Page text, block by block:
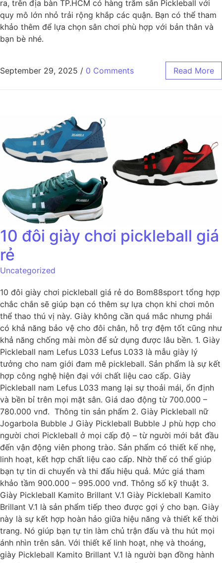
ra, trên địa bàn TP.HCM có hàng trăm sân Pickleball với
quy mô lớn nhỏ trải rộng khắp các quận. Bạn có thể tham
khảo thêm để lựa chọn sân chơi phù hợp với bản thân và
bạn bè nhé.
September 29, 2025 / 0 Comments Read More
10 đôi giày chơi pickleball giá
rẻ
Uncategorized
10 đôi giày chơi pickleball giá rẻ do Bom88sport tổng hợp
chắc chắn sẽ giúp bạn có thêm sự lựa chọn khi chơi môn
thể thao thú vị này. Giày không cần quá mắc nhưng phải
có khả năng bảo vệ cho đôi chân, hỗ trợ đệm tốt cũng như
khả năng chống mài mòn để sử dụng được lâu bền. 1. Giày
Pickleball nam Lefus L033 Lefus L033 là mẫu giày lý
tưởng cho nam giới đam mê pickleball. Sản phẩm là sự kết
hợp công nghệ hiện đại với chất liệu cao cấp. Giày
Pickleball nam Lefus L033 mang lại sự thoải mái, ổn định
và bền bỉ trên mọi mặt sân. Giá dao động từ 700.000 –
780.000 vnđ. Thông tin sản phẩm 2. Giày Pickleball nữ
Jogarbola Bubble J Giày Pickleball Bubble J phù hợp cho
người chơi Pickleball ở mọi cấp độ – từ người mới bắt đầu
đến vận động viên phong trào. Sản phẩm có thiết kế nhẹ,
linh hoạt, kết hợp chất liệu cao cấp. Nhờ thế có thể giúp
bạn tự tin di chuyển và thi đấu hiệu quả. Mức giá tham
khảo tầm 900.000 – 995.000 vnđ. Thông số kỹ thuật 3.
Giày Pickleball Kamito Brillant V.1 Giày Pickleball Kamito
Brillant V.1 là sản phẩm tiếp theo được gợi ý cho bạn. Giày
này là sự kết hợp hoàn hảo giữa hiệu năng và thiết kế thời
trang. Nó giúp bạn tự tin làm chủ trận đấu và thu hút mọi
ánh nhìn trên sân. Với thiết kế linh hoạt, nhẹ và thoáng,
giày Pickleball Kamito Brillant V.1 là người bạn đồng hành